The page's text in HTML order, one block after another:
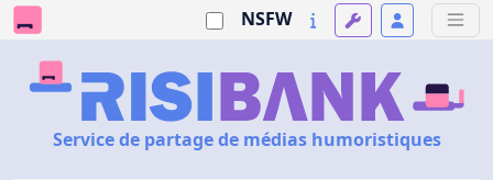
NSFW
Service de partage de médias humoristiques